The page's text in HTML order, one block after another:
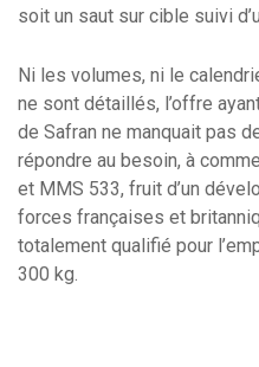
soit un saut sur cible suivi
Ni les volumes, ni le
ne sont détaillés, l’offre
de Safran ne manquait pas
répondre au besoin, à
et MMS 533, fruit d’un
forces françaises et
totalement qualifié pour
300 kg.